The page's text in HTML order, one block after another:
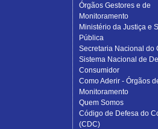
Órgãos Gestores e de
Monitoramento
Ministério da Justiça e
Pública
Secretaria Nacional do
Sistema Nacional de
Consumidor
Como Aderir - Órgãos
Monitoramento
Quem Somos
Código de Defesa do
(CDC)